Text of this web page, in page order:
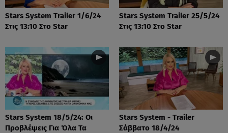
Stars System Trailer 1/6/24
Στις 13:10 Στο Star
Stars System Trailer 25/5/24
Στις 13:10 Στο Star
Stars System 18/5/24: Οι
Προβλέψεις Για Όλα Τα
Stars System - Trailer
Σάββατο 18/4/24